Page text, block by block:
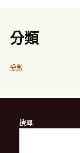
分類
分數
搜尋